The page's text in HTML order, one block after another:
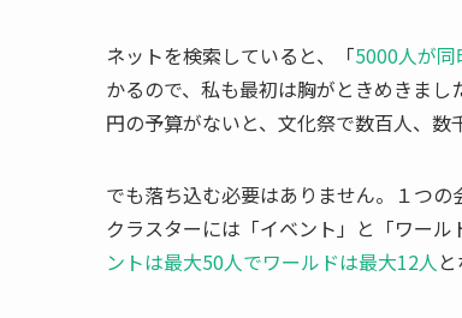
ネットを検索していると、「5000人が同
かるので、私も最初は胸がときめきま
円の予算がないと、文化祭で数百人、数
でも落ち込む必要はありません。１つ
クラスターには「イベント」と「ワール
ントは最大50人でワールドは最大12人